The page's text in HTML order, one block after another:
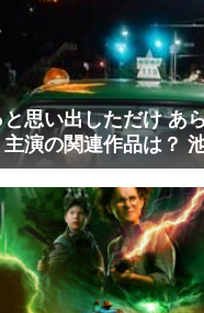
思い出しただけ あ
演の関連作品は？